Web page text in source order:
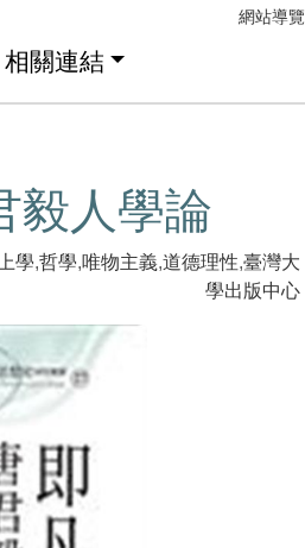
網站導覽
相關連結
毅人學論
學,哲學,唯物主義,道德理性,臺灣大
學出版中心